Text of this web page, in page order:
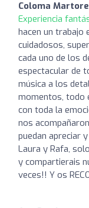
Coloma
Experiencia
hacen un trabajo
cuidadosos,
cada uno de los
espectacular de
música a los
momentos, todo
con toda la
nos
puedan apreciar
Laura y Rafa,
y compartierais
veces!! Y os